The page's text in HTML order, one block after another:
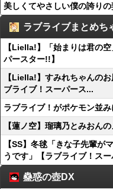
美しくてやさしい僕の誇り
ラブライブまとめち
【Liella!】「始まりは君の
パースター!!】
【Liella!】すみれちゃんの
ブライブ！スーパース...
ラブライブ！がポケモン並
【蓮ノ空】瑠璃乃とみおん
【SS】冬毬「きな子先輩が
うです」【ラブライブ！スー
蠱惑の壺DX